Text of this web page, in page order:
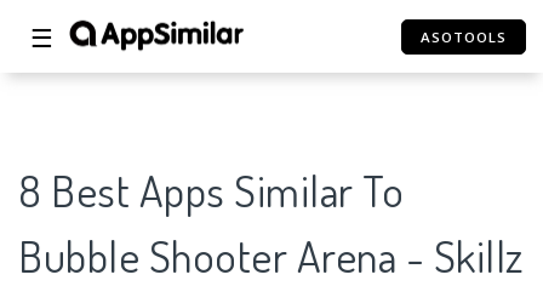
☰ ASOTOOLS
8 Best Apps Similar To
Bubble Shooter Arena - Skillz